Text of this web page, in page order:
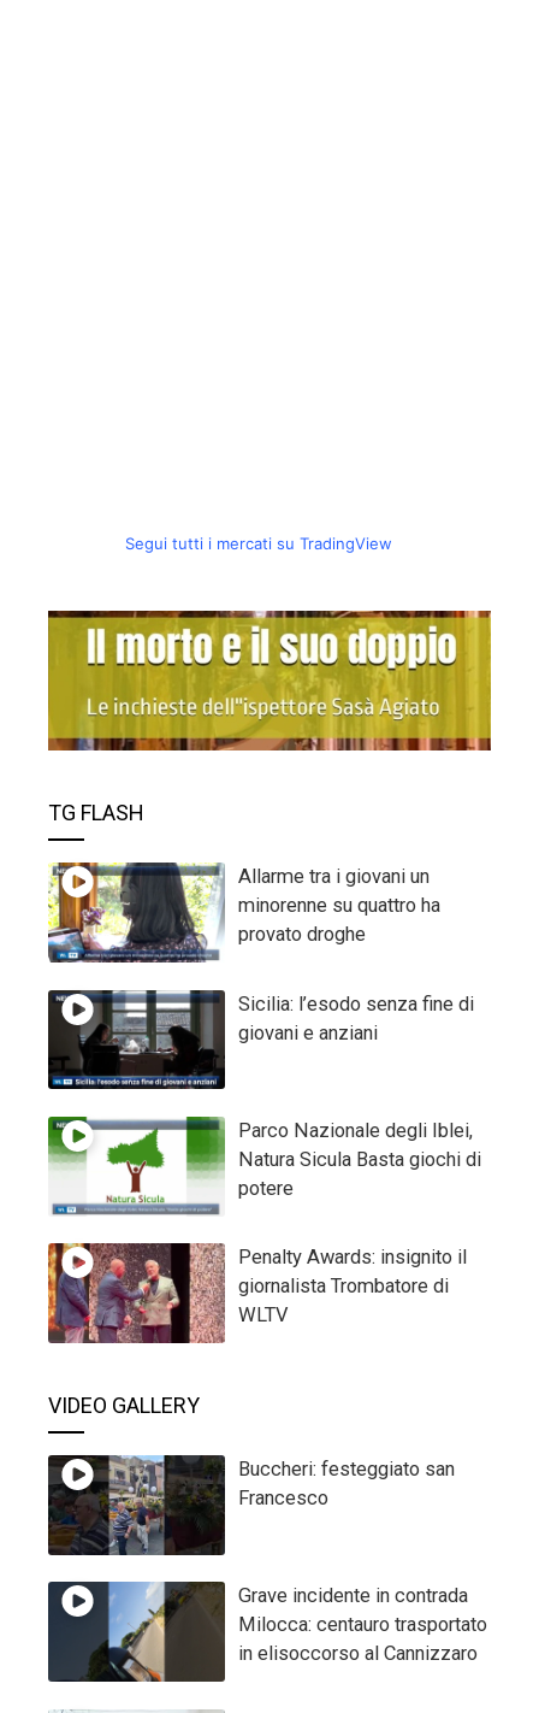
Segui tutti i mercati su TradingView
TG FLASH
Allarme tra i giovani un
minorenne su quattro ha
provato droghe
Sicilia: l’esodo senza fine di
giovani e anziani
Parco Nazionale degli Iblei,
Natura Sicula Basta giochi di
potere
Penalty Awards: insignito il
giornalista Trombatore di
WLTV
VIDEO GALLERY
Buccheri: festeggiato san
Francesco
Grave incidente in contrada
Milocca: centauro trasportato
in elisoccorso al Cannizzaro